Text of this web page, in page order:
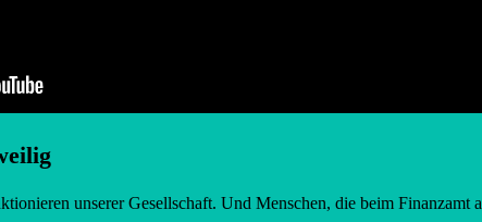
unserer Gesellschaft. Und Menschen, die beim Finanzamt